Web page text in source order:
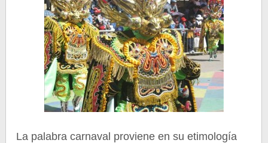
La palabra carnaval proviene en su etimología